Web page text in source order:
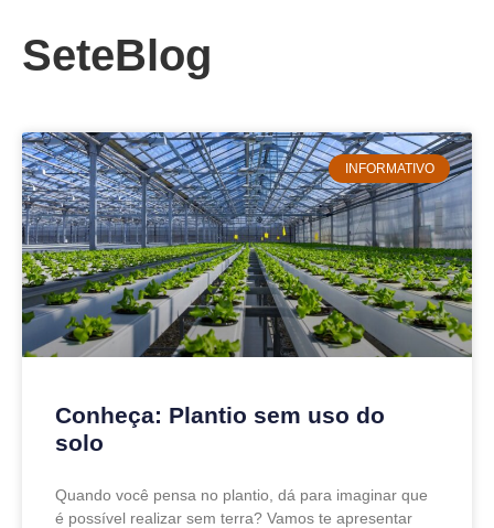
SeteBlog
INFORMATIVO
Conheça: Plantio sem uso do
solo
Quando você pensa no plantio, dá para imaginar que
é possível realizar sem terra? Vamos te apresentar